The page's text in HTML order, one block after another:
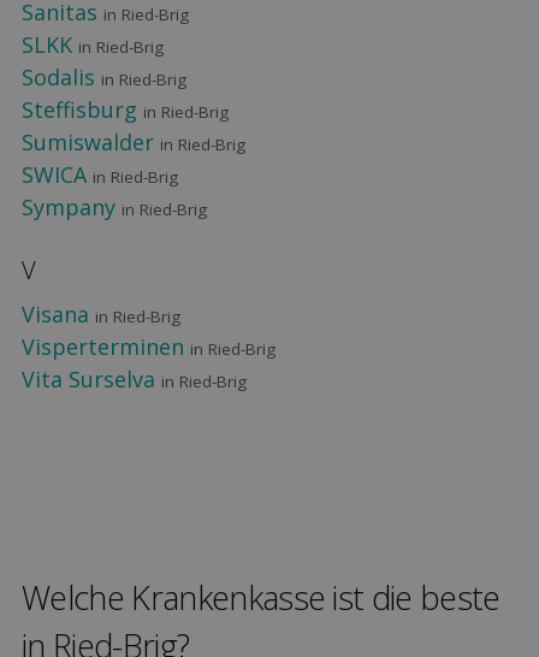
Sanitas in Ried-Brig
SLKK in Ried-Brig
Sodalis in Ried-Brig
Steffisburg in Ried-Brig
Sumiswalder in Ried-Brig
SWICA in Ried-Brig
Sympany in Ried-Brig
V
Visana in Ried-Brig
Visperterminen in Ried-Brig
Vita Surselva in Ried-Brig
Welche Kranken­kasse ist die beste
in Ried-Brig?